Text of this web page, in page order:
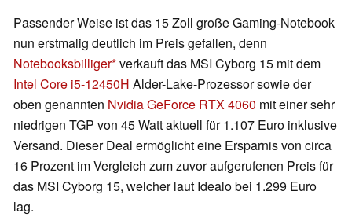
Passender Weise ist das 15 Zoll große Gaming-Notebook
nun erstmalig deutlich im Preis gefallen, denn
Notebooksbilliger verkauft das MSI Cyborg 15 mit dem
Intel Core i5-12450H Alder-Lake-Prozessor sowie der
oben genannten Nvidia GeForce RTX 4060 mit einer sehr
niedrigen TGP von 45 Watt aktuell für 1.107 Euro inklusive
Versand. Dieser Deal ermöglicht eine Ersparnis von circa
16 Prozent im Vergleich zum zuvor aufgerufenen Preis für
das MSI Cyborg 15, welcher laut Idealo bei 1.299 Euro
lag.